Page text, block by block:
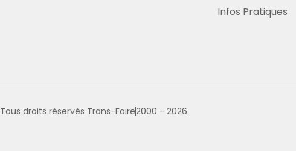
Infos Pratiques
Tous droits réservés Trans-Faire2000 - 2026